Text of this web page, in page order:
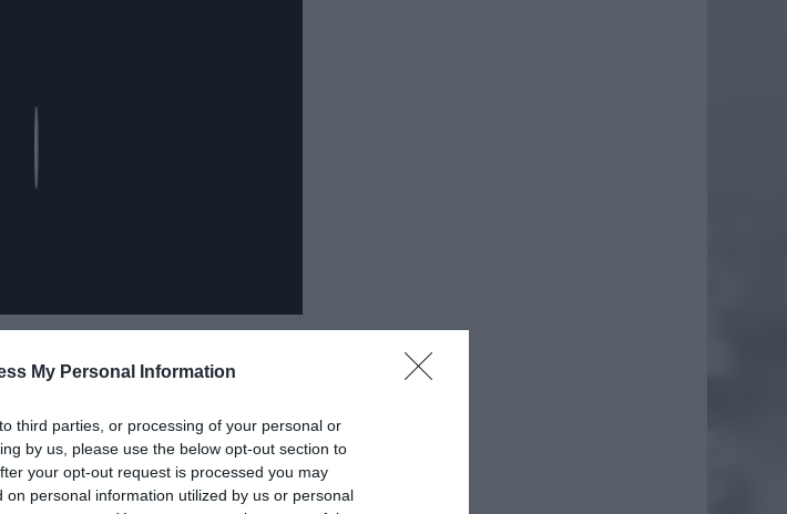
My Personal Information
third parties, or processing of your personal or
by us, please use the below opt-out section to
your opt-out request is processed you may
personal information utilized by us or personal